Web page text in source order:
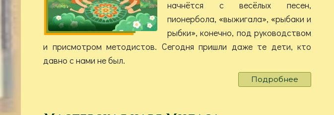
начнётся с весёлых песен,
пионербола, «выжигала», «рыбаки и
рыбки», конечно, под руководством
и присмотром методистов. Сегодня пришли даже те дети, кто
давно с нами не был.
Подробнее
«Бабушка,